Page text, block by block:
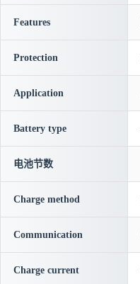
Features
Protection
Application
Battery type
电池节数
Charge method
Communication
Charge current